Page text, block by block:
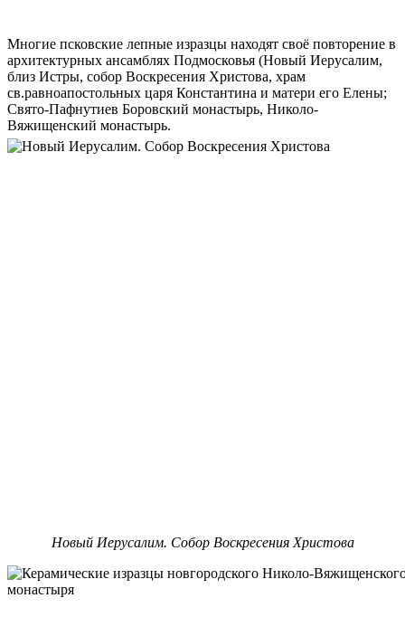
Многие псковские лепные изразцы находят своё повторение в
архитектурных ансамблях Подмосковья (Новый Иерусалим,
близ Истры, собор Воскресения Христова, храм
св.равноапостольных царя Константина и матери его Елены;
Свято-Пафнутиев Боровский монастырь, Николо-
Вяжищенский монастырь.
Новый Иерусалим. Собор Воскресения Христова